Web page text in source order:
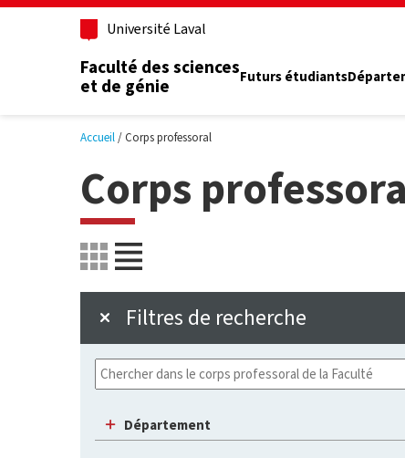
Aller au contenu principal
Université Laval
Faculté des sciences
et de génie
Futurs étudiants
Accueil Corps professoral
Corps
Filtres de recherche
Département